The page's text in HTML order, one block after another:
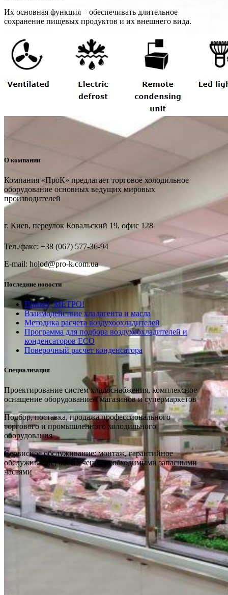
Их основная функция – обеспечивать длительное
сохранение пищевых продуктов и их внешнего вида.
О компании
Компания «ПроК» предлагает торговое холодильное
оборудование основных ведущих мировых
производителей
г. Киев, переулок Ковальский 19, офис 128
Тел./факс: +38 (067) 577-36-94
E-mail: holod@pro-k.com.ua
Последние новости
Привет, МЕТРО!
Взаимодействие хладагента и масла
Методика расчета воздухоохладителей
Программа для подбора воздухоохладителей и
конденсаторов ECO
Поверочный расчет конденсатора
Специализация
Проектирование систем хладоснабжения, комплексное
оснащение оборудованием магазинов и супермаркетов
Подбор, поставка, продажа профессионального
торгового и промышленного холодильного
оборудования
Сервисное обслуживание: монтаж, гарантийное
обслуживание, обеспечение необходимыми запасными
частями